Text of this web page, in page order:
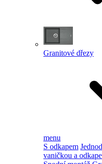
Granitové dřezy
menu
S odkapem
vaničkou a